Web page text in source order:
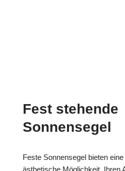
Fest stehende
Sonnensegel
Feste Sonnensegel bieten